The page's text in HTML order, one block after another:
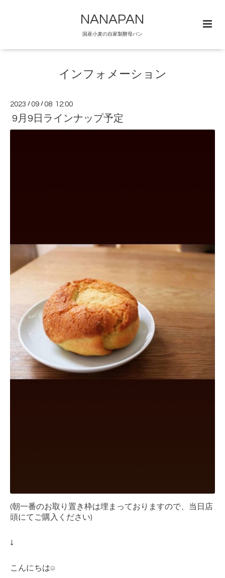
NANAPAN
国産小麦の自家製酵母パン
インフォメーション
2023 /09 /08 12:00
9月9日ラインナップ予定
(朝一番のお取り置き枠は埋まっておりますので、当日店
頭にてご購入ください)
↓
こんにちは☺︎